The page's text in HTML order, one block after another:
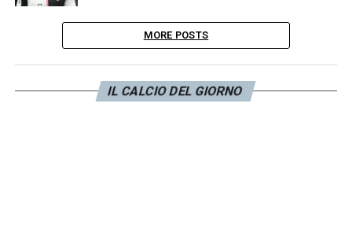
MORE POSTS
IL CALCIO DEL GIORNO